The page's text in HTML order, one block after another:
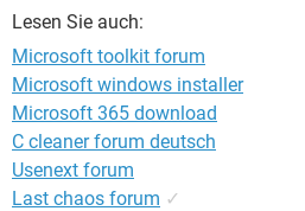
Lesen Sie auch:
Microsoft toolkit forum
Microsoft windows installer
Microsoft 365 download
C cleaner forum deutsch
Usenext forum
Last chaos forum ✓